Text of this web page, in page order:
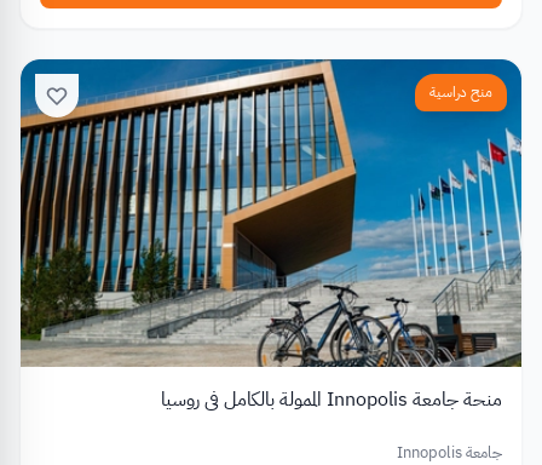
منح دراسية
منحة جامعة Innopolis الممولة بالكامل في روسيا
جامعة Innopolis